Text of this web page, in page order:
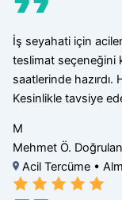
İş seyahati için
teslimat seçeneğini
saatlerinde hazırdı.
Kesinlikle tavsiye
M
Mehmet Ö.
Acil Tercüme •